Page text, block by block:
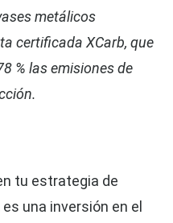
metálicos
certificada XCarb, que
% las emisiones de
tu estrategia de
una inversión en el